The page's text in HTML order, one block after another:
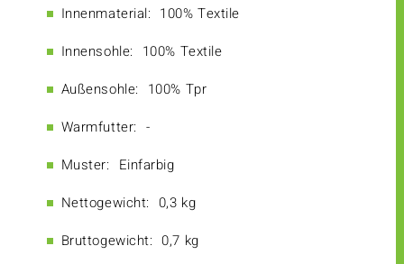
Innenmaterial: 100% Textile
Innensohle: 100% Textile
Außensohle: 100% Tpr
Warmfutter: -
Muster: Einfarbig
Nettogewicht: 0,3 kg
Bruttogewicht: 0,7 kg